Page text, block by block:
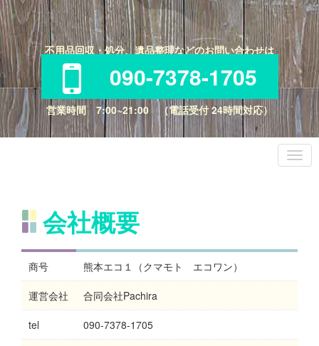
不用品回収・処分、遺品整理などのお問い合わせは
090-7378-1705
営業時間 7:00~21:00 （電話受付 24時間対応）
会社概要
商号 熊本エコ１（クマモト エコワン）
運営会社 合同会社Pachira
tel 090-7378-1705